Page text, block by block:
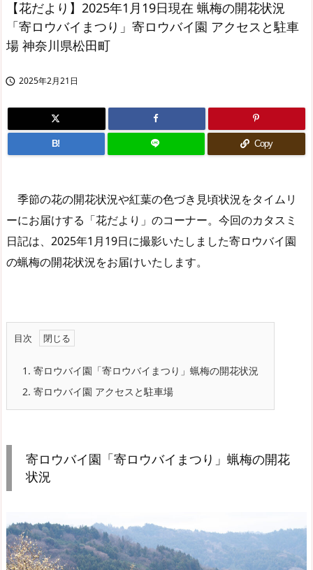
【花だより】2025年1月19日現在 蝋梅の開花状況
「寄ロウバイまつり」寄ロウバイ園 アクセスと駐車
場 神奈川県松田町
 2025年2月21日
B! Copy
季節の花の開花状況や紅葉の色づき見頃状況をタイムリ
ーにお届けする「花だより」のコーナー。今回のカタスミ
日記は、2025年1月19日に撮影いたしました寄ロウバイ園
の蝋梅の開花状況をお届けいたします。
目次
1. 寄ロウバイ園「寄ロウバイまつり」蝋梅の開花状況
2. 寄ロウバイ園 アクセスと駐車場
寄ロウバイ園「寄ロウバイまつり」蝋梅の開花
状況